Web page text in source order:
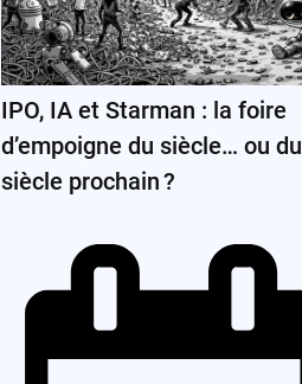
IPO, IA et Starman : la foire
d’empoigne du siècle… ou du
siècle prochain ?